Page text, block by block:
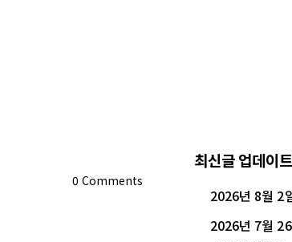
0 Comments
최신글 업데이트
2026년 8월 2
2026년 7월